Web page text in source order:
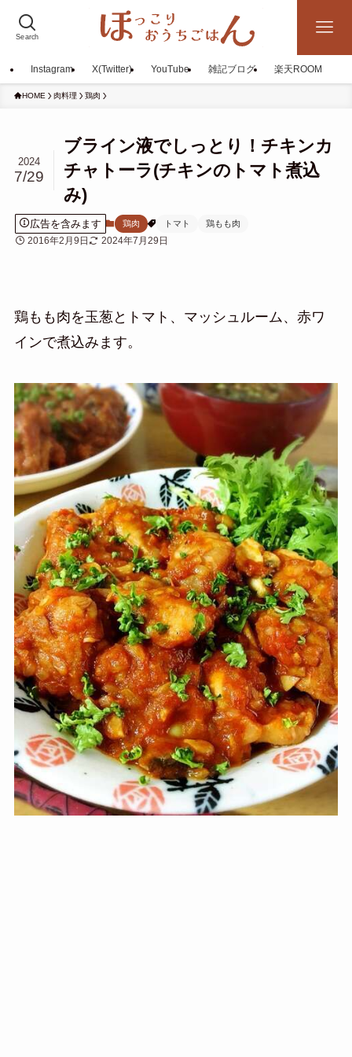
Search
Instagram X(Twitter) YouTube 雑記ブログ 楽天ROOM
HOME 肉料理 鶏肉
ブライン液でしっとり！チキンカ
チャトーラ(チキンのトマト煮込
み)
2024
7/29
広告を含みます 鶏肉 トマト 鶏もも肉
2016年2月9日 2024年7月29日
鶏もも肉を玉葱とトマト、マッシュルーム、赤ワ
インで煮込みます。